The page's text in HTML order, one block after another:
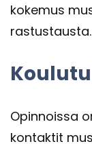
ko­ke­mus
ras­tus­taus­ta.
Opin­nois­sa
kon­tak­tit